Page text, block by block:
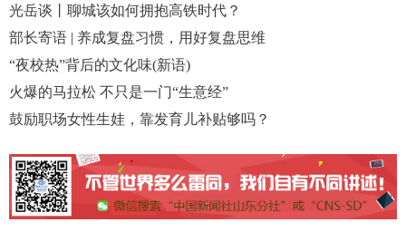
光岳谈丨聊城该如何拥抱高铁时代？
部长寄语 | 养成复盘习惯，用好复盘思维
“夜校热”背后的文化味(新语)
火爆的马拉松 不只是一门“生意经”
鼓励职场女性生娃，靠发育儿补贴够吗？